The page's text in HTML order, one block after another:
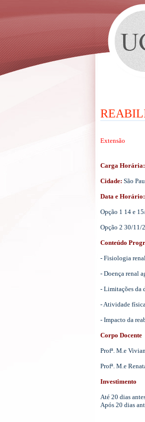
Extensão
Carga Horária:
Cidade: São
Data e Horário:
Opção 1 14 e
Opção 2 30/11/
Conteúdo
- Fisiologia
- Doença renal
- Limitações da
- Atividade
- Impacto da
Corpo Docente
Profª. M.e
Profª. M.e
Investimento
Até 20 dias
Após 20 dias